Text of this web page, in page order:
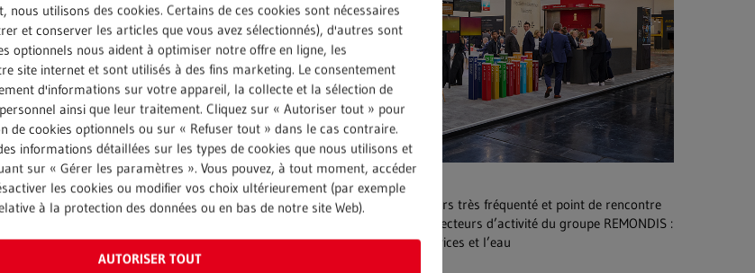
des milieux
de leur
et de
géopolitiques et
une nouvelle
entre l’industrie,
l’heure où
de ressources et
dans les
Stand principal dans le hall A6 : comme toujours très fréquenté et point de rencontre
incontournable, il permet de découvrir les trois secteurs d’activité du groupe REMONDIS :
le recyclage, les services et l’eau
nous utilisons des cookies. Certains de ces cookies sont nécessaires
et conserver les articles que vous avez sélectionnés), d'autres sont
optionnels nous aident à optimiser notre offre en ligne, les
site internet et sont utilisés à des fins marketing. Le consentement
d'informations sur votre appareil, la collecte et la sélection de
ainsi que leur traitement. Cliquez sur « Autoriser tout » pour
de cookies optionnels ou sur « Refuser tout » dans le cas contraire.
informations détaillées sur les types de cookies que nous utilisons et
sur « Gérer les paramètres ». Vous pouvez, à tout moment, accéder
les cookies ou modifier vos choix ultérieurement (par exemple
à la protection des données ou en bas de notre site Web).
AUTORISER TOUT